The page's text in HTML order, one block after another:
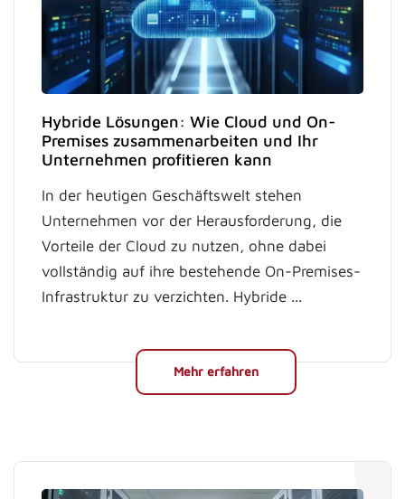
Hybride Lösungen: Wie Cloud und On-
Premises zusammenarbeiten und Ihr
Unternehmen profitieren kann
In der heutigen Geschäftswelt stehen
Unternehmen vor der Herausforderung, die
Vorteile der Cloud zu nutzen, ohne dabei
vollständig auf ihre bestehende On-Premises-
Infrastruktur zu verzichten. Hybride ...
Mehr erfahren